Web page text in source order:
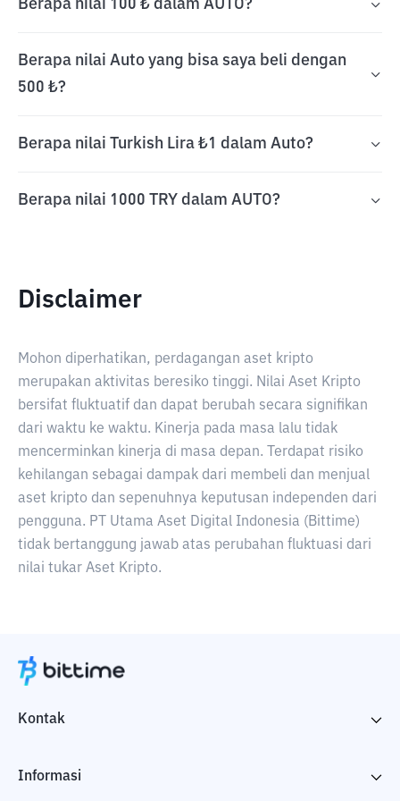
Berapa nilai 100 ₺ dalam AUTO?
Berapa nilai Auto yang bisa saya beli dengan
500 ₺?
Berapa nilai Turkish Lira ₺1 dalam Auto?
Berapa nilai 1000 TRY dalam AUTO?
Disclaimer
Mohon diperhatikan, perdagangan aset kripto
merupakan aktivitas beresiko tinggi. Nilai Aset Kripto
bersifat fluktuatif dan dapat berubah secara signifikan
dari waktu ke waktu. Kinerja pada masa lalu tidak
mencerminkan kinerja di masa depan. Terdapat risiko
kehilangan sebagai dampak dari membeli dan menjual
aset kripto dan sepenuhnya keputusan independen dari
pengguna. PT Utama Aset Digital Indonesia (Bittime)
tidak bertanggung jawab atas perubahan fluktuasi dari
nilai tukar Aset Kripto.
Kontak
Informasi